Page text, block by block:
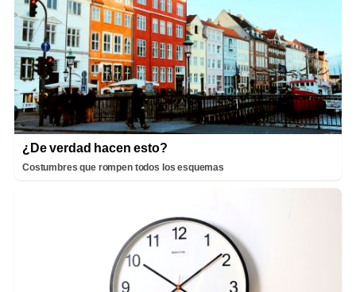
¿De verdad hacen esto?
Costumbres que rompen todos los esquemas